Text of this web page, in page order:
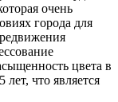
очень
города для
цвета в
что является